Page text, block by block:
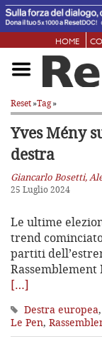
HOME
Reset»Tag»
Yves Mény
destra
Giancarlo Bosetti,
25 Luglio 2024
Le ultime
trend
partiti
[…]
Destra europea,
Le Pen,